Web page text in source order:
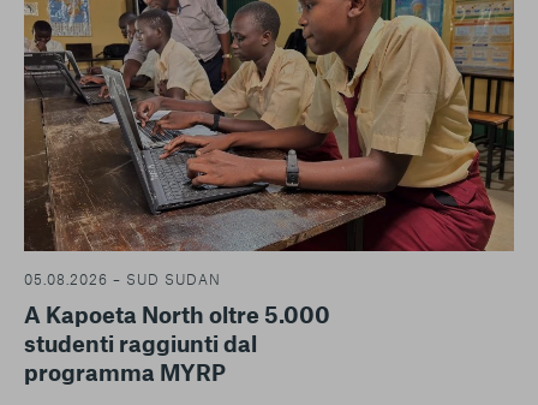
05.08.2026 – SUD SUDAN
A Kapoeta North oltre 5.000
studenti raggiunti dal
programma MYRP